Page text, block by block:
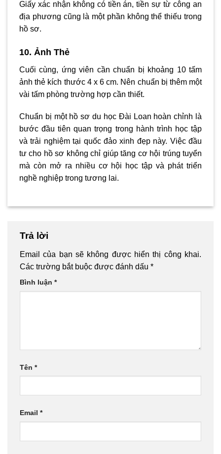
Giấy xác nhận không có tiền án, tiền sự từ công an
địa phương cũng là một phần không thể thiếu trong
hồ sơ.
10. Ảnh Thẻ
Cuối cùng, ứng viên cần chuẩn bị khoảng 10 tấm
ảnh thẻ kích thước 4 x 6 cm. Nên chuẩn bị thêm một
vài tấm phòng trường hợp cần thiết.
Chuẩn bị một hồ sơ du học Đài Loan hoàn chỉnh là
bước đầu tiên quan trọng trong hành trình học tập
và trải nghiệm tại quốc đảo xinh đẹp này. Việc đầu
tư cho hồ sơ không chỉ giúp tăng cơ hội trúng tuyển
mà còn mở ra nhiều cơ hội học tập và phát triển
nghề nghiệp trong tương lai.
Trả lời
Email của bạn sẽ không được hiển thị công khai.
Các trường bắt buộc được đánh dấu *
Bình luận *
Tên *
Email *